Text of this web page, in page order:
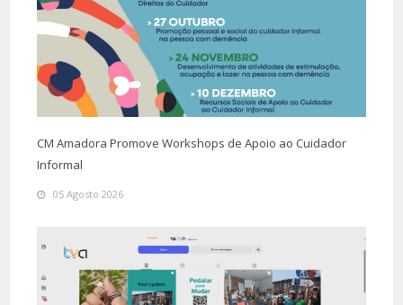
CM Amadora Promove Workshops de Apoio ao Cuidador
Informal
05 Agosto 2026